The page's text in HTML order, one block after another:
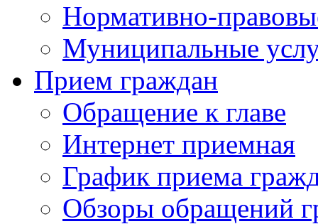
Нормативно-
Муниципальные
Прием граждан
Обращение к главе
Интернет приемная
График приема
Обзоры обращений